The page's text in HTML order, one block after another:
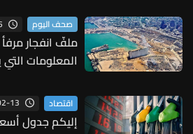
بمضيق هرمز
صحف اليوم
ملفّ انفجار
اقتصاد 13
إليكم جدول